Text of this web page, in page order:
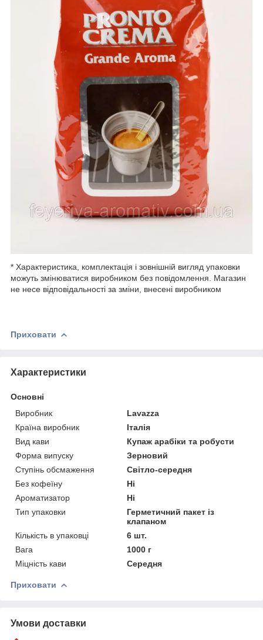
* Характеристика, комплектація і зовнішній вигляд упаковки
можуть змінюватися виробником без повідомлення. Магазин
не несе відповідальності за зміни, внесені виробником
Приховати
Характеристики
Основні
Виробник
Lavazza
Країна виробник
Італія
Вид кави
Купаж арабіки та робусти
Форма випуску
Зерновий
Ступінь обсмаження
Світло-середня
Без кофеїну
Ні
Ароматизатор
Ні
Тип упаковки
Герметичний пакет із
клапаном
Кількість в упаковці
6 шт.
Вага
1000 г
Міцність кави
Середня
Приховати
Умови доставки